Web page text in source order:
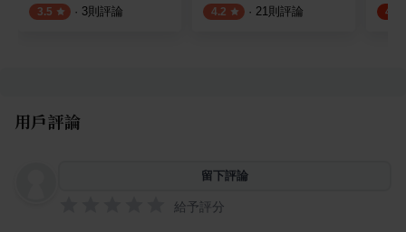
3.5 · 3則評論 4.2 · 21則評論 4.5
用戶評論
留下評論
給予評分